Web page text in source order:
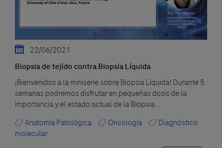
22/06/2021
Biopsia de tejido contra Biopsia Líquida
¡Bienvenidos a la miniserie sobre Biopsia Líquida! Durante 5
semanas podremos disfrutar en pequeñas dosis de la
importancia y el estado actual de la Biopsia...
Anatomía Patológica
Oncología
Diagnóstico
molecular